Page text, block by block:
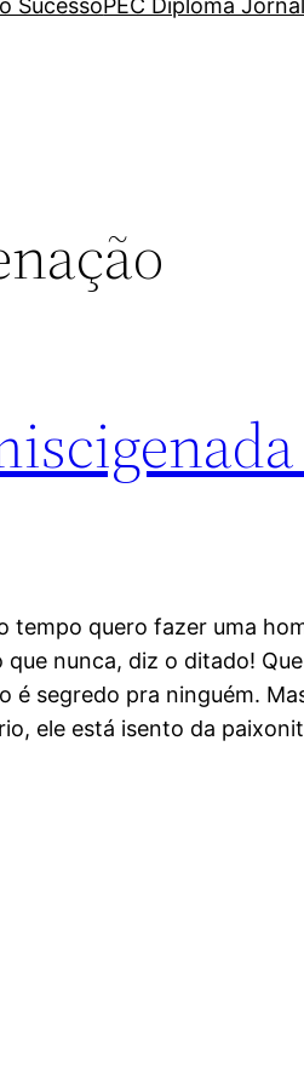
SucessoPEC Diploma
tempo quero fazer uma
nunca, diz o ditado!
é segredo pra ninguém.
ele está isento da